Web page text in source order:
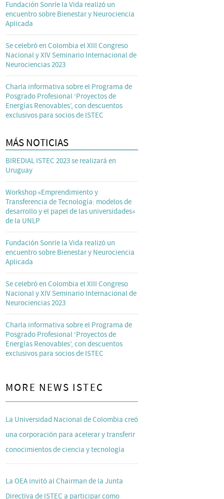
Fundación Sonríe la Vida realizó un
encuentro sobre Bienestar y Neurociencia
Aplicada
Se celebró en Colombia el XIII Congreso
Nacional y XIV Seminario Internacional de
Neurociencias 2023
Charla informativa sobre el Programa de
Posgrado Profesional ‘Proyectos de
Energías Renovables’, con descuentos
exclusivos para socios de ISTEC
MÁS NOTICIAS
BIREDIAL ISTEC 2023 se realizará en
Uruguay
Workshop «Emprendimiento y
Transferencia de Tecnología: modelos de
desarrollo y el papel de las universidades»
de la UNLP
Fundación Sonríe la Vida realizó un
encuentro sobre Bienestar y Neurociencia
Aplicada
Se celebró en Colombia el XIII Congreso
Nacional y XIV Seminario Internacional de
Neurociencias 2023
Charla informativa sobre el Programa de
Posgrado Profesional ‘Proyectos de
Energías Renovables’, con descuentos
exclusivos para socios de ISTEC
MORE NEWS ISTEC
La Universidad Nacional de Colombia creó
una corporación para acelerar y transferir
conocimientos de ciencia y tecnología
La OEA invitó al Chairman de la Junta
Directiva de ISTEC a participar como